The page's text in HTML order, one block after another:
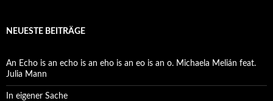
NEUESTE BEITRÄGE
An Echo is an echo is an eho is an eo is an o. Michaela Melián feat.
Julia Mann
In eigener Sache